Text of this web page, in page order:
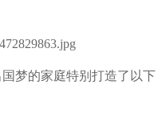
梦的家庭特别打造了以下